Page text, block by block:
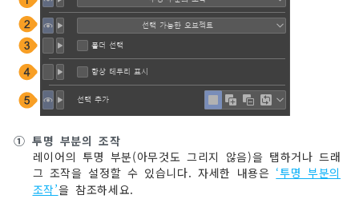
① 투명 부분의 조작
레이어의 투명 부분(아무것도 그리지 않음)을 탭하거나 드래
그 조작을 설정할 수 있습니다. 자세한 내용은 ‘투명 부분의
조작’을 참조하세요.